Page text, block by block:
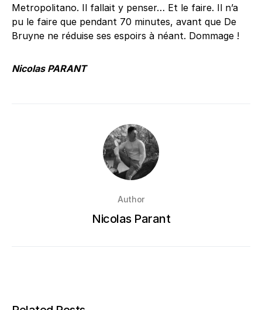
Metropolitano. Il fallait y penser… Et le faire. Il n’a
pu le faire que pendant 70 minutes, avant que De
Bruyne ne réduise ses espoirs à néant. Dommage !
Nicolas PARANT
Author
Nicolas Parant